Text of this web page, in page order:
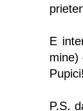
E
mine)
P.S.